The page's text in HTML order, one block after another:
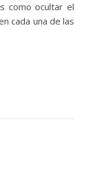
como ocultar el
cada una de las